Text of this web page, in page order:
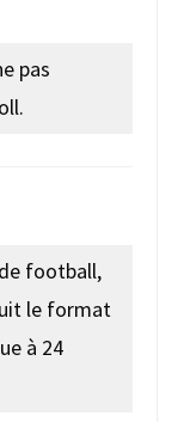
pas
football,
le format
à 24